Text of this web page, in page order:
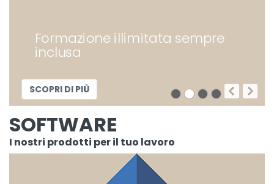
Formazione illimitata sempre
inclusa
SCOPRI DI PIÙ
SOFTWARE
I nostri prodotti per il tuo lavoro